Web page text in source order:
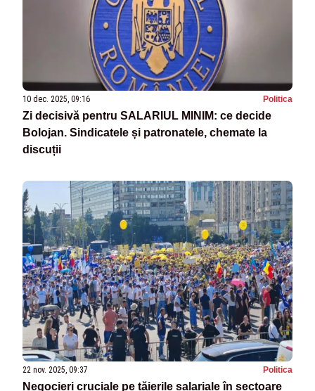
10 dec. 2025, 09:16 Politica
Zi decisivă pentru SALARIUL MINIM: ce decide
Bolojan. Sindicatele și patronatele, chemate la
discuții
22 nov. 2025, 09:37 Politica
Negocieri cruciale pe tăierile salariale în sectoare